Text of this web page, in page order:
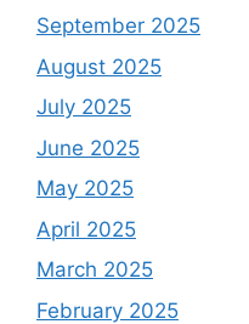
September 2025
August 2025
July 2025
June 2025
May 2025
April 2025
March 2025
February 2025